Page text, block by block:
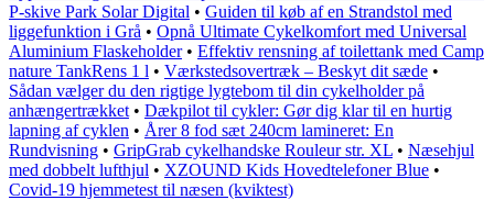
P-skive Park Solar Digital • Guiden til køb af en Strandstol med
liggefunktion i Grå • Opnå Ultimate Cykelkomfort med Universal
Aluminium Flaskeholder• Effektiv rensning af toilettank med Camp
nature TankRens 1 l • Værkstedsovertræk – Beskyt dit sæde •
Sådan vælger du den rigtige lygtebom til din cykelholder på
anhængertrækket • Dækpilot til cykler: Gør dig klar til en hurtig
lapning af cyklen • Årer 8 fod sæt 240cm lamineret: En
Rundvisning • GripGrab cykelhandske Rouleur str. XL • Næsehjul
med dobbelt lufthjul • XZOUND Kids Hovedtelefoner Blue •
Covid-19 hjemmetest til næsen (kviktest)